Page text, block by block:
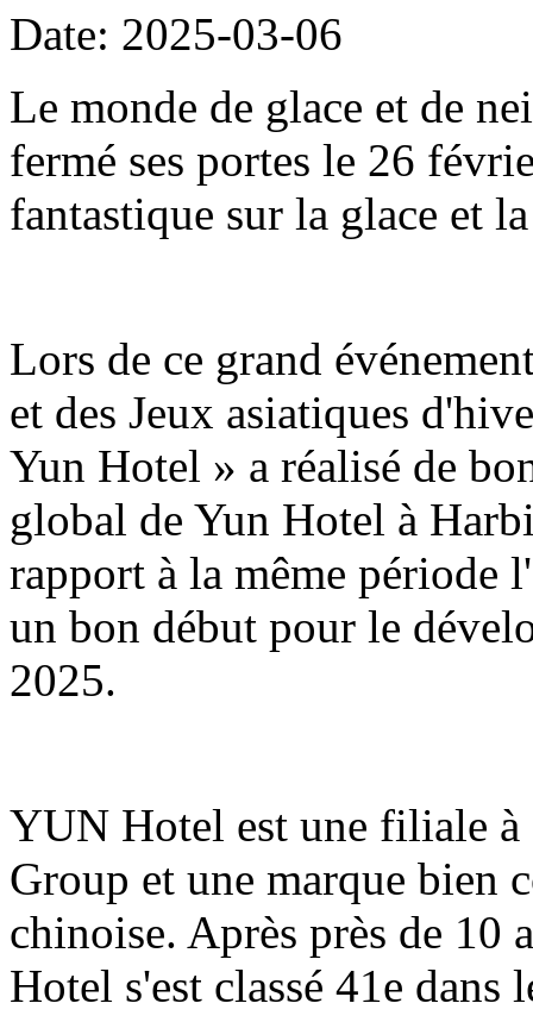
Date: 2025-03-06
Le monde de glace et de
fermé ses portes le 26
fantastique sur la glace et
Lors de ce grand
et des Jeux asiatiques
Yun Hotel » a réalisé de
global de Yun Hotel à
rapport à la même période
un bon début pour le
2025.
YUN Hotel est une filiale
Group et une marque bien
chinoise. Après près de 10
Hotel s'est classé 41e